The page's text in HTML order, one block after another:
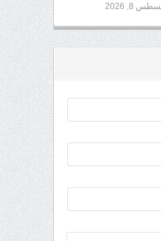
8, 2026